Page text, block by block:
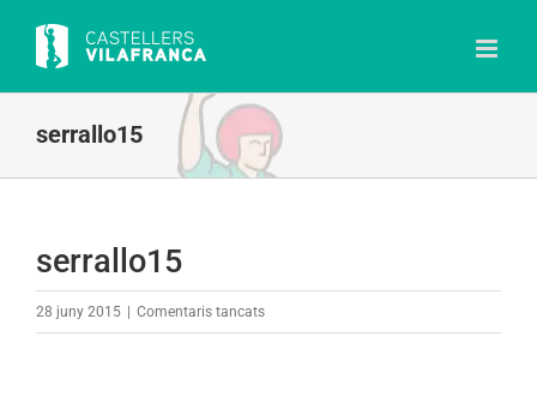
content
serrallo15
serrallo15
28 juny 2015 Comentaris tancatsa